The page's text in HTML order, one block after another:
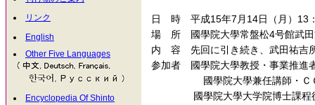
リンク
English
Other Five Languages
Encyclopedia Of Shinto
日 時 平成15年7月14日（月）13
場 所 國學院大學常盤松4号館武田
内 容 先回に引き続き、武田祐吉
参加者 國學院大學教授・事業推
國學院大學兼任講師・ＣＯ
國學院大學大学院博士課程後